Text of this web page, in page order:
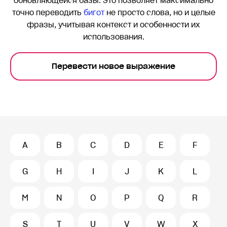
точно переводить биготне просто слова, но и целые
фразы, учитывая контекст и особенности их
использования.
Перевести новое выражение
A B C D E F
G H I J K L
M N O P Q R
S T U V W X